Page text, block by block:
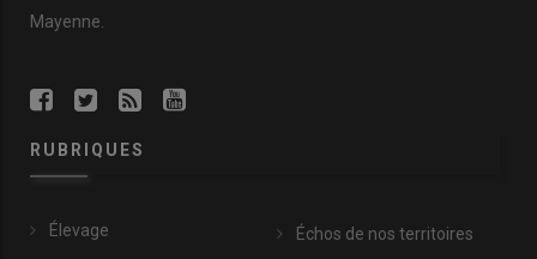
Mayenne.
RUBRIQUES
Élevage
Échos de nos territoires